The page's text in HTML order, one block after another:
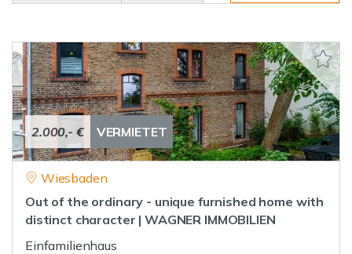
2.000,- € VERMIETET
Wiesbaden
Out of the ordinary - unique furnished home with
distinct character | WAGNER IMMOBILIEN
Einfamilienhaus